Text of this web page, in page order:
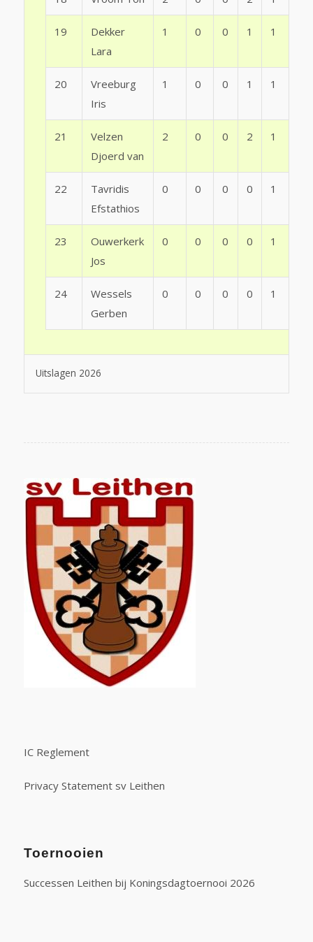
19
Dekker
Lara
1 0 0 1 1
20
Vreeburg
Iris
1 0 0 1 1
21
Velzen
Djoerd van
2 0 0 2 1
22
Tavridis
Efstathios
0 0 0 0 1
23
Ouwerkerk
Jos
0 0 0 0 1
24
Wessels
Gerben
0 0 0 0 1
Uitslagen 2026
IC Reglement
Privacy Statement sv Leithen
Toernooien
Successen Leithen bij Koningsdagtoernooi 2026